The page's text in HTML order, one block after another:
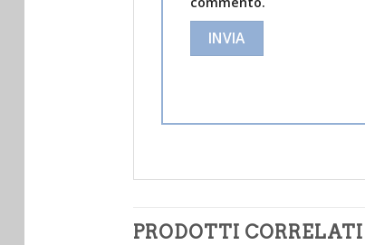
PRODOTTI CORRELATI